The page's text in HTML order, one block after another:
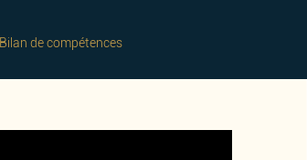
Bilan de compétences